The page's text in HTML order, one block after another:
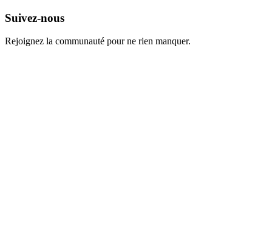
Suivez-nous
Rejoignez la communauté pour ne rien manquer.